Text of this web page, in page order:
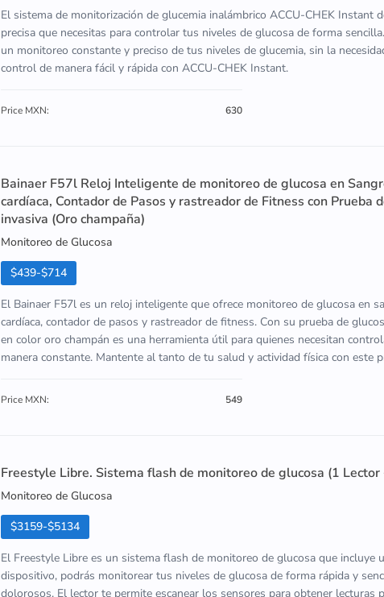
El sistema de monitorización de glucemia inalámbrico ACCU-CHEK Instant
precisa que necesitas para controlar tus niveles de glucosa de forma
un monitoreo constante y preciso de tus niveles de glucemia, sin la
control de manera fácil y rápida con ACCU-CHEK Instant.
Price MXN: 630
Bainaer F57l Reloj Inteligente de monitoreo de glucosa en
cardíaca, Contador de Pasos y rastreador de Fitness con Prueba
invasiva (Oro champaña)
Monitoreo de Glucosa
$439-$714
El Bainaer F57l es un reloj inteligente que ofrece monitoreo de glucosa en
cardíaca, contador de pasos y rastreador de fitness. Con su prueba de
en color oro champán es una herramienta útil para quienes necesitan
manera constante. Mantente al tanto de tu salud y actividad física con este
Price MXN: 549
Freestyle Libre. Sistema flash de monitoreo de glucosa (1 Lector
Monitoreo de Glucosa
$3159-$5134
El Freestyle Libre es un sistema flash de monitoreo de glucosa que incluye
dispositivo, podrás monitorear tus niveles de glucosa de forma rápida y
dolorosos. El lector te permite escanear los sensores para obtener lecturas